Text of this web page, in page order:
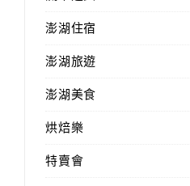
澎湖住宿
澎湖旅遊
澎湖美食
烘焙樂
特賣會